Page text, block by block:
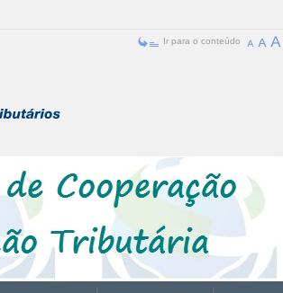
Ir para o conteúdo